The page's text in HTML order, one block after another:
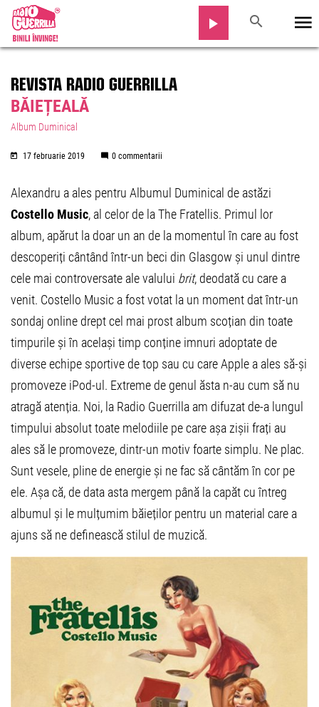
REVISTA RADIO GUERRILLA
BĂIEȚEALĂ
Album Duminical
17 februarie 2019 0 commentarii
Alexandru a ales pentru Albumul Duminical de astăzi
Costello Music, al celor de la The Fratellis. Primul lor
album, apărut la doar un an de la momentul în care au fost
descoperiți cântând într-un beci din Glasgow și unul dintre
cele mai controversate ale valului brit, deodată cu care a
venit. Costello Music a fost votat la un moment dat într-un
sondaj online drept cel mai prost album scoțian din toate
timpurile și în același timp conține imnuri adoptate de
diverse echipe sportive de top sau cu care Apple a ales să-și
promoveze iPod-ul. Extreme de genul ăsta n-au cum să nu
atragă atenția. Noi, la Radio Guerrilla am difuzat de-a lungul
timpului absolut toate melodiile pe care așa zișii frați au
ales să le promoveze, dintr-un motiv foarte simplu. Ne plac.
Sunt vesele, pline de energie și ne fac să cântăm în cor pe
ele. Așa că, de data asta mergem până la capăt cu întreg
albumul și le mulțumim băieților pentru un material care a
ajuns să ne definească stilul de muzică.